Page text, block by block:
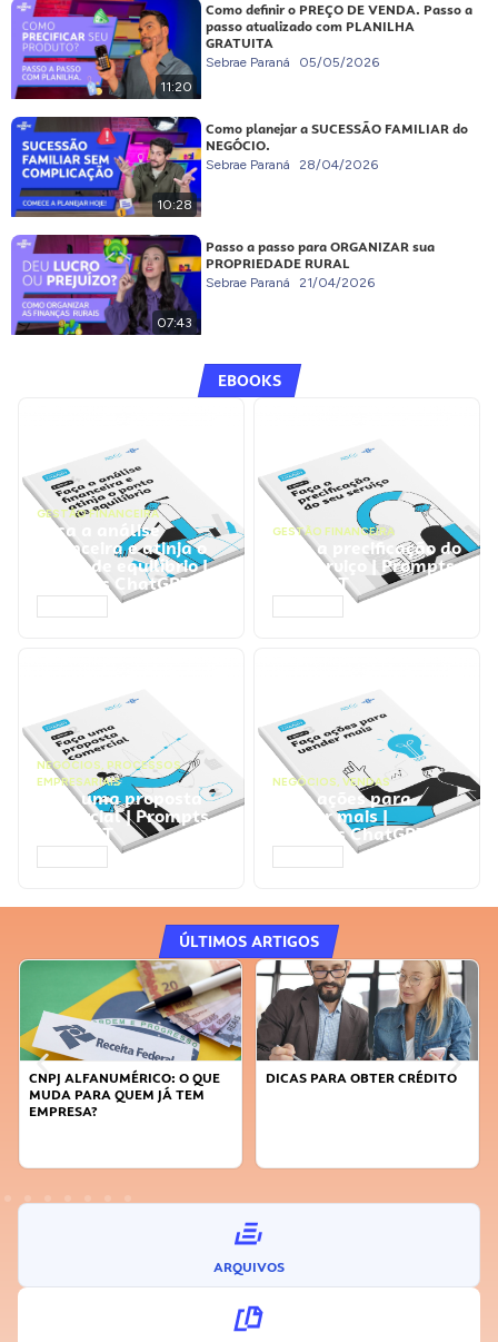
11:20
Como definir o PREÇO DE VENDA. Passo a
passo atualizado com PLANILHA
GRATUITA
Sebrae Paraná 05/05/2026
10:28
Como planejar a SUCESSÃO FAMILIAR do
NEGÓCIO.
Sebrae Paraná 28/04/2026
07:43
Passo a passo para ORGANIZAR sua
PROPRIEDADE RURAL
Sebrae Paraná 21/04/2026
EBOOKS
GESTÃO FINANCEIRA
Faça a análise
financeira e atinja o
ponto de equilíbrio |
Prompts ChatGPT
GESTÃO FINANCEIRA
Faça a precificação do
seu serviço | Prompts
ChatGPT
NEGÓCIOS, PROCESSOS
EMPRESARIAIS
Faça uma proposta
comercial | Prompts
ChatGPT
NEGÓCIOS, VENDAS
Faça ações para
vender mais |
Prompts ChatGPT
ÚLTIMOS ARTIGOS
ALFANUMÉRICO: O QUE
PARA QUEM JÁ TEM
DICAS PARA OBTER CRÉDITO
ARQUIVOS